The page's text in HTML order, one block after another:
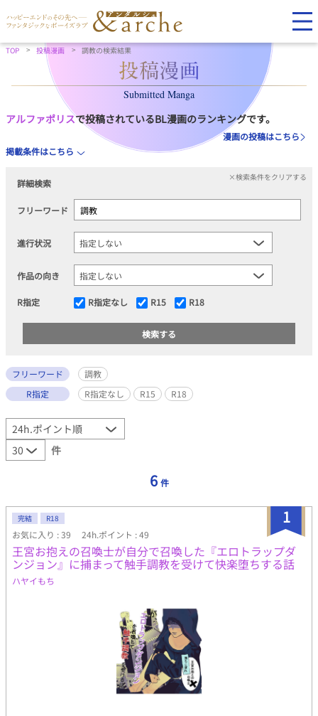
TOP 投稿漫画 調教の検索結果
Submitted Manga
アルファポリスで投稿されているBL漫画のランキングです。
漫画の投稿はこちら
掲載条件はこちら
詳細検索
×検索条件をクリアする
フリーワード
進行状況
作品の向き
R指定 R指定なし R15 R18
フリーワード
調教
R指定
R指定なし R15 R18
件
6 件
1
完結 R18
お気に入り : 39 24h.ポイント : 49
王宮お抱えの召喚士が自分で召喚した『エロトラップダ
ンジョン』に捕まって触手調教を受けて快楽堕ちする話
ハヤイもち